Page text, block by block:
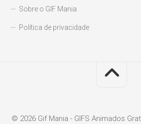
Sobre o GIF Mania
Política de privacidade
© 2026 Gif Mania - GIFS Animados